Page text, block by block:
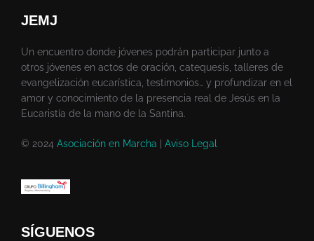
JEMJ
Un encuentro donde jóvenes podrán participar junto a
otros jóvenes en actos de oración, catequesis, talleres de
evangelización eucarística, testimonios… y profundizar en el
amor y conocimiento de la presencia real de Jesús en la
Eucaristía de la mano de la Santina.
© 2024 Asociación en Marcha | Aviso Legal
SÍGUENOS